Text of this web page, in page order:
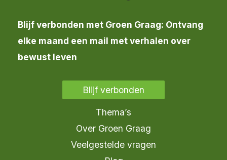
Blijf verbonden met Groen Graag: Ontvang
elke maand een mail met verhalen over
bewust leven
Blijf verbonden
Thema’s
Over Groen Graag
Veelgestelde vragen